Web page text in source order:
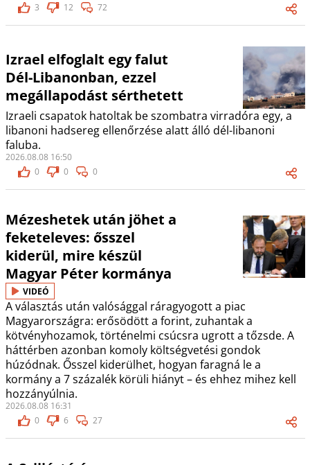
3
12 72
Izrael elfoglalt egy falut
Dél-Libanonban, ezzel
megállapodást sérthetett
Izraeli csapatok hatoltak be szombatra virradóra egy, a
libanoni hadsereg ellenőrzése alatt álló dél-libanoni
faluba.
2026.08.08 16:50
0
0 0
Mézeshetek után jöhet a
feketeleves: ősszel
kiderül, mire készül
Magyar Péter kormánya
VIDEÓ
A választás után valósággal ráragyogott a piac
Magyarországra: erősödött a forint, zuhantak a
kötvényhozamok, történelmi csúcsra ugrott a tőzsde. A
háttérben azonban komoly költségvetési gondok
húzódnak. Ősszel kiderülhet, hogyan faragná le a
kormány a 7 százalék körüli hiányt – és ehhez mihez kell
hozzányúlnia.
2026.08.08 16:31
0
6 27